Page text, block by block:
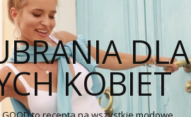
DLA
KOBIET